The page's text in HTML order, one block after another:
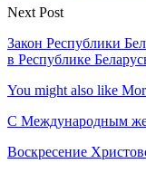
Next Post
Закон Республики
в Республике
You might also like
С Международным
Воскресение